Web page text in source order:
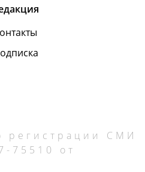
регистрации СМИ
75510 от